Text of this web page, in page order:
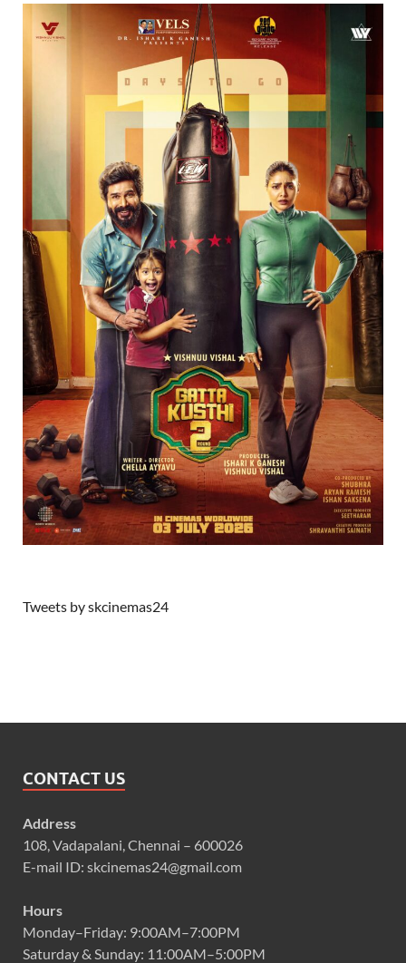
Tweets by skcinemas24
CONTACT US
Address
108, Vadapalani, Chennai – 600026
E-mail ID: skcinemas24@gmail.com
Hours
Monday–Friday: 9:00AM–7:00PM
Saturday & Sunday: 11:00AM–5:00PM